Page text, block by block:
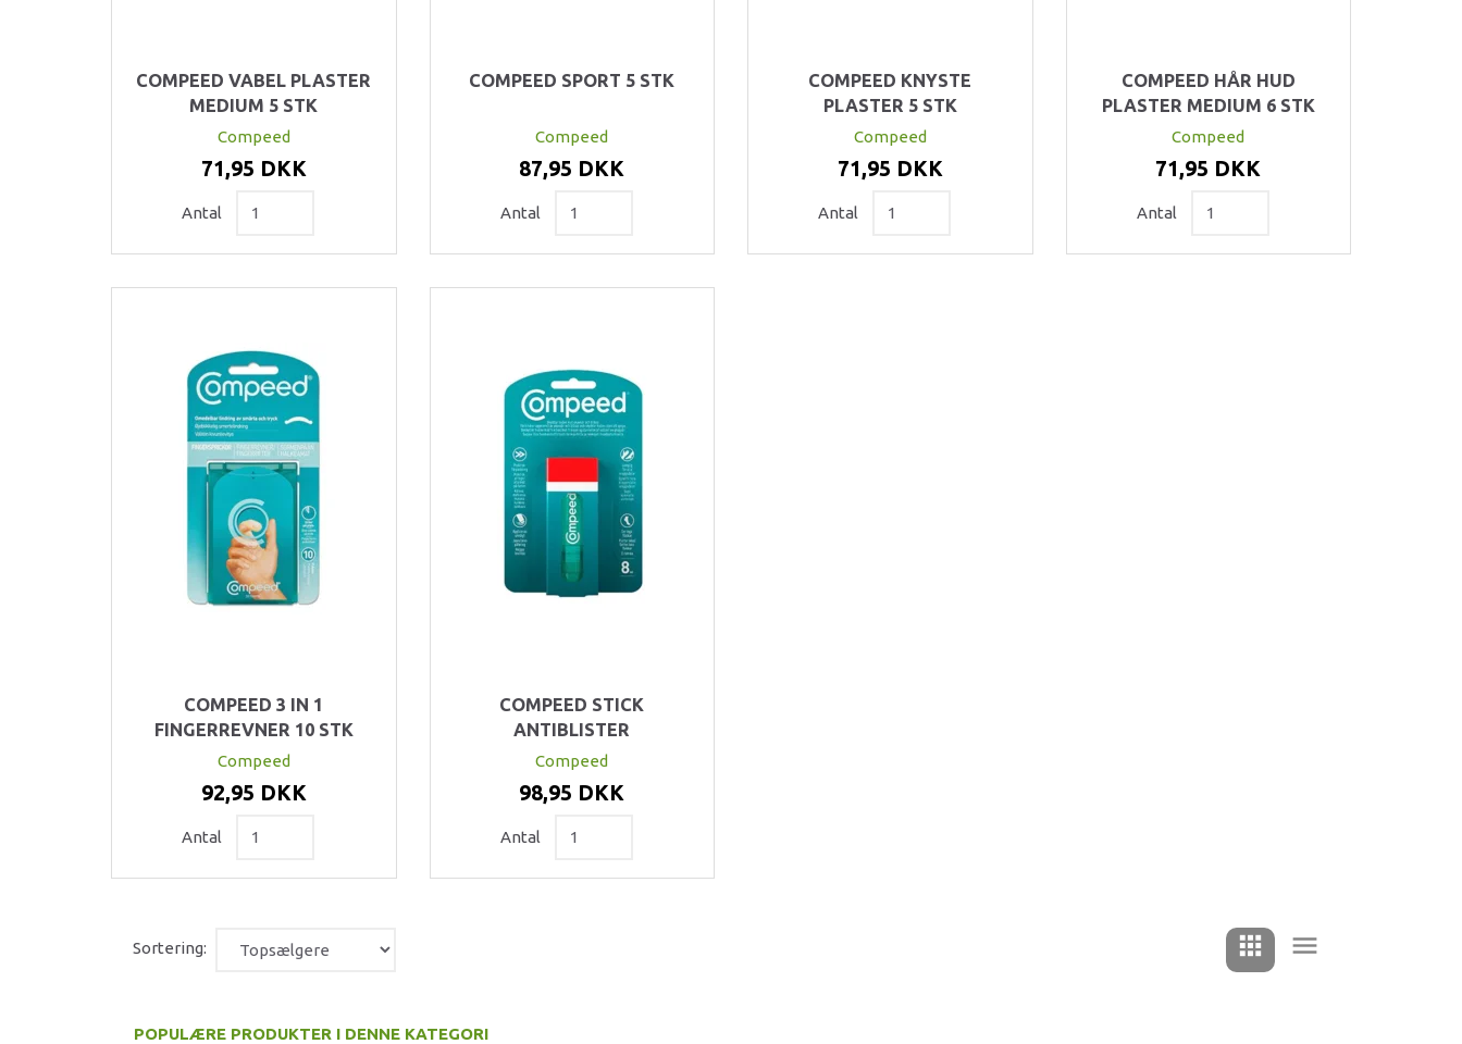
COMPEED VABEL PLASTER
MEDIUM 5 STK
Compeed
71,95 DKK
Antal
COMPEED SPORT 5 STK
Compeed
87,95 DKK
Antal
COMPEED KNYSTE
PLASTER 5 STK
Compeed
71,95 DKK
Antal
COMPEED HÅR HUD
PLASTER MEDIUM 6 STK
Compeed
71,95 DKK
Antal
COMPEED 3 IN 1
FINGERREVNER 10 STK
Compeed
92,95 DKK
Antal
COMPEED STICK
ANTIBLISTER
Compeed
98,95 DKK
Antal
Sortering:
POPULÆRE PRODUKTER I DENNE KATEGORI